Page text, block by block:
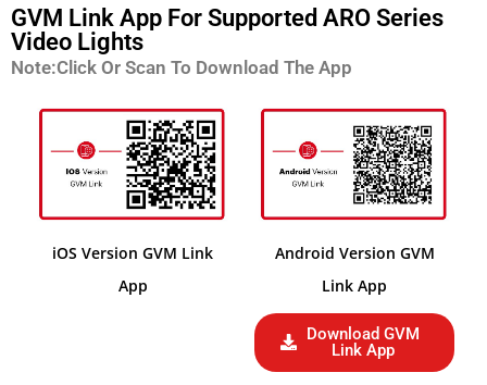
GVM Link App For Supported ARO Series
Video Lights
Note:Click Or Scan To Download The App
iOS Version GVM Link
App
Android Version GVM
Link App
Download GVM
Link App